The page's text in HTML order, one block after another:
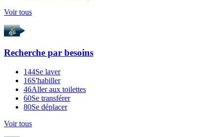
Voir tous
Recherche par besoins
144Se laver
16S'habiller
46Aller aux toilettes
60Se transférer
80Se déplacer
Voir tous